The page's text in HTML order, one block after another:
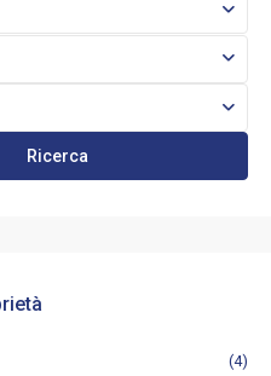
Ricerca
(4)